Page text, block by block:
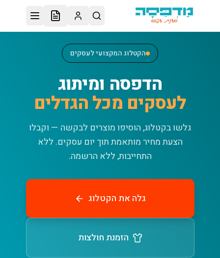
דלג לתוכן הראשי
הקטלוג המקצועי לעסקים
הדפסה ומיתוג
לעסקים מכל הגדלים
גלשו בקטלוג, הוסיפו מוצרים לבקשה — וקבלו
הצעת מחיר מותאמת תוך יום עסקים. ללא
התחייבות, ללא הרשמה.
גלה את הקטלוג
הזמנת חולצות